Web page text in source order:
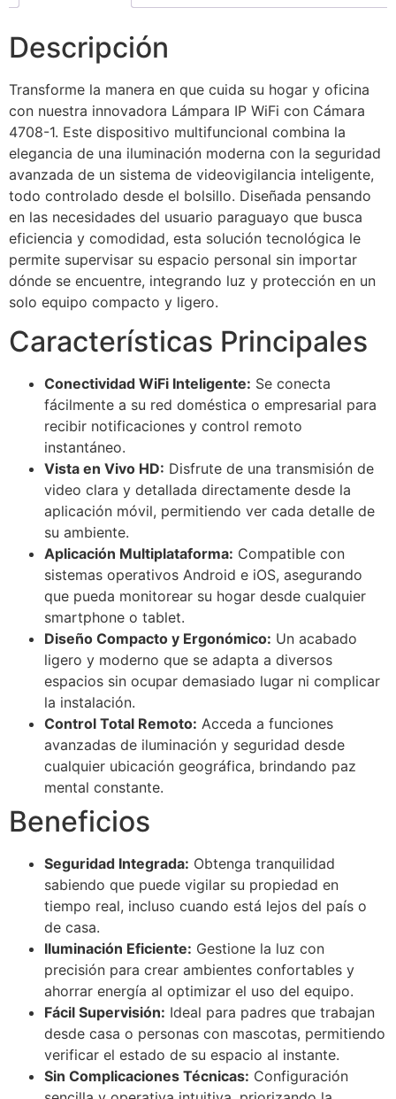
Descripción
Transforme la manera en que cuida su hogar y oficina
con nuestra innovadora Lámpara IP WiFi con Cámara
4708-1. Este dispositivo multifuncional combina la
elegancia de una iluminación moderna con la seguridad
avanzada de un sistema de videovigilancia inteligente,
todo controlado desde el bolsillo. Diseñada pensando
en las necesidades del usuario paraguayo que busca
eficiencia y comodidad, esta solución tecnológica le
permite supervisar su espacio personal sin importar
dónde se encuentre, integrando luz y protección en un
solo equipo compacto y ligero.
Características Principales
Conectividad WiFi Inteligente: Se conecta
fácilmente a su red doméstica o empresarial para
recibir notificaciones y control remoto
instantáneo.
Vista en Vivo HD: Disfrute de una transmisión de
video clara y detallada directamente desde la
aplicación móvil, permitiendo ver cada detalle de
su ambiente.
Aplicación Multiplataforma: Compatible con
sistemas operativos Android e iOS, asegurando
que pueda monitorear su hogar desde cualquier
smartphone o tablet.
Diseño Compacto y Ergonómico: Un acabado
ligero y moderno que se adapta a diversos
espacios sin ocupar demasiado lugar ni complicar
la instalación.
Control Total Remoto: Acceda a funciones
avanzadas de iluminación y seguridad desde
cualquier ubicación geográfica, brindando paz
mental constante.
Beneficios
Seguridad Integrada: Obtenga tranquilidad
sabiendo que puede vigilar su propiedad en
tiempo real, incluso cuando está lejos del país o
de casa.
Iluminación Eficiente: Gestione la luz con
precisión para crear ambientes confortables y
ahorrar energía al optimizar el uso del equipo.
Fácil Supervisión: Ideal para padres que trabajan
desde casa o personas con mascotas, permitiendo
verificar el estado de su espacio al instante.
Sin Complicaciones Técnicas: Configuración